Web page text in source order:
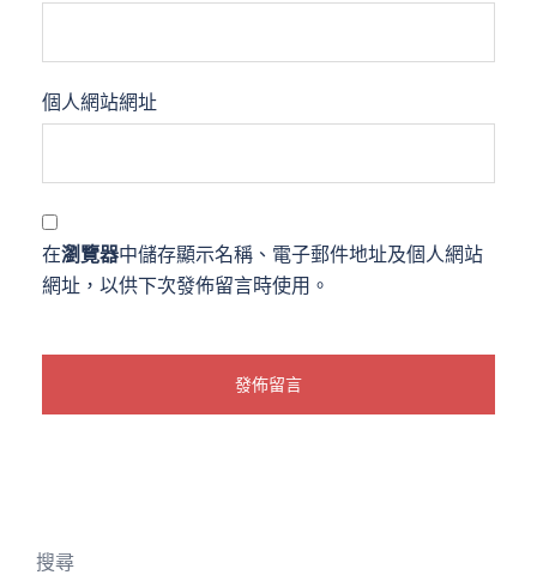
個人網站網址
在瀏覽器中儲存顯示名稱、電子郵件地址及個人網站
網址，以供下次發佈留言時使用。
搜尋